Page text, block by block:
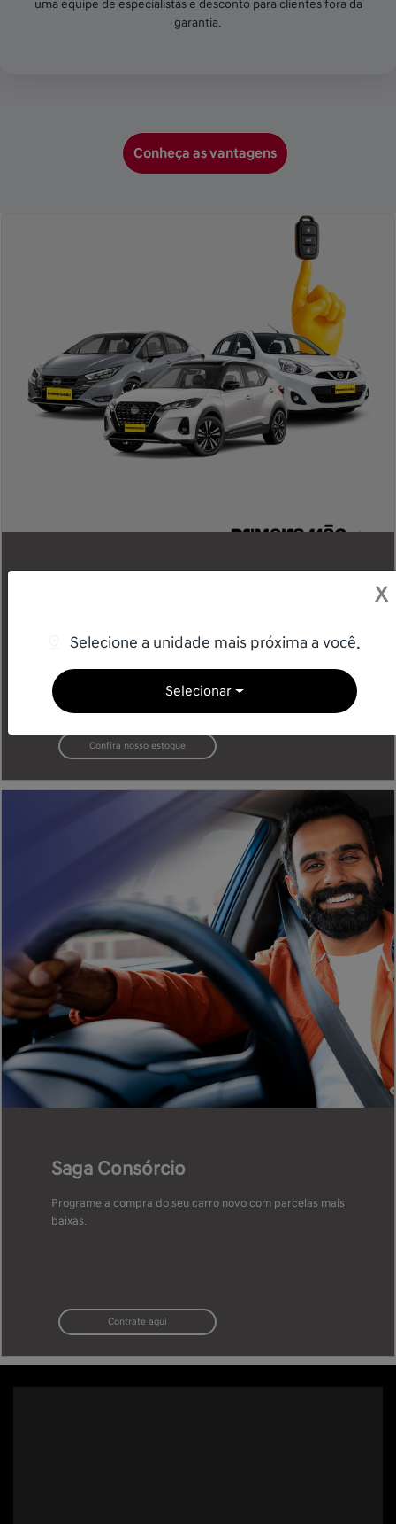
uma equipe de especialistas e desconto para clientes fora da
garantia.
Conheça as vantagens
Mão
Seminovos com o selo de garantia Grupo Saga.
Confira nosso estoque
Saga Consórcio
Programe a compra do seu carro novo com parcelas mais
baixas.
Contrate aqui
X
Selecione a unidade mais próxima a você.
Selecionar